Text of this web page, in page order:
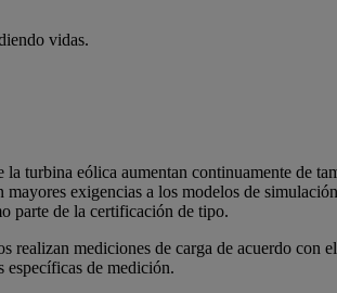
vidas.
la turbina eólica aumentan continuamente de
mayores exigencias a los modelos de
parte de la certificación de tipo.
realizan mediciones de carga de acuerdo
específicas de medición.